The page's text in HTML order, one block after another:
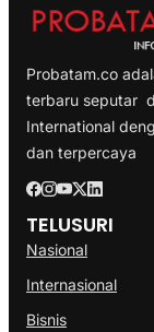
Probatam.co
terbaru seputar
International
dan terpercaya
TELUSURI
Nasional
Internasional
Bisnis